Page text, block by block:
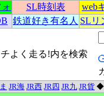
SL時刻表
web
鉄道好き有名人 SLリ
よく走る!内を検索
JR海 JR西 JR四 JR九 JR貨